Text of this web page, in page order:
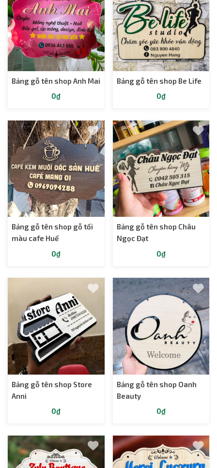
Bảng gỗ tên shop Anh Mai
0₫
Bảng gỗ tên shop Be Life
0₫
Bảng gỗ tên shop gỗ tối
màu cafe Huế
0₫
Bảng gỗ tên shop Châu
Ngọc Đạt
0₫
Bảng gỗ tên shop Store
Anni
0₫
Bảng gỗ tên shop Oanh
Beauty
0₫